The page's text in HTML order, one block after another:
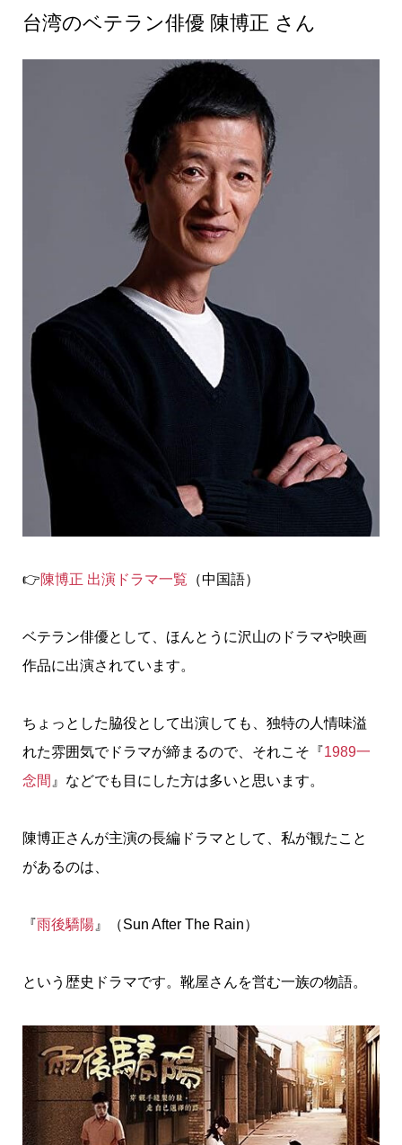
台湾のベテラン俳優 陳博正 さん
👉陳博正 出演ドラマ一覧 （中国語）
ベテラン俳優として、ほんとうに沢山のドラマや映画
作品に出演されています。
ちょっとした脇役として出演しても、独特の人情味溢
れた雰囲気でドラマが締まるので、それこそ『1989一
念間 』などでも目にした方は多いと思います。
陳博正さんが主演の長編ドラマとして、私が観たこと
があるのは、
『雨後驕陽』（Sun After The Rain）
という歴史ドラマです。靴屋さんを営む一族の物語。